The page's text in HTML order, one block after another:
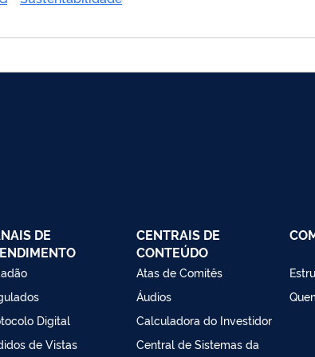
DE
Digital
de Vistas
CENTRAIS DE
CONTEÚDO
Atas de Comitês
Áudios
Calculadora do Investidor
Central de Sistemas da